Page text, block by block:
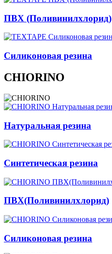
ПВХ (Поливинилхлорид)
Силиконовая резина
CHIORINO
Натуральная резина
Синтетическая резина
ПВХ(Поливинилхлорид)
Силиконовая резина